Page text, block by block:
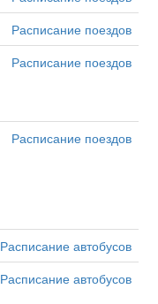
Расписание поездов
Расписание поездов
Расписание поездов
Расписание автобусов
Расписание автобусов